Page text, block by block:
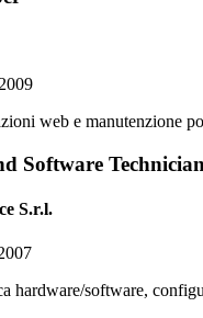
web e manutenzione
Software Technician
S.r.l.
hardware/software,